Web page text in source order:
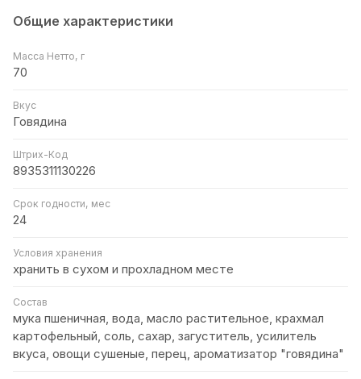
Общие характеристики
Масса Нетто, г
70
Вкус
Говядина
Штрих-Код
8935311130226
Срок годности, мес
24
Условия хранения
хранить в сухом и прохладном месте
Состав
мука пшеничная, вода, масло растительное, крахмал
картофельный, соль, сахар, загуститель, усилитель
вкуса, овощи сушеные, перец, ароматизатор "говядина"